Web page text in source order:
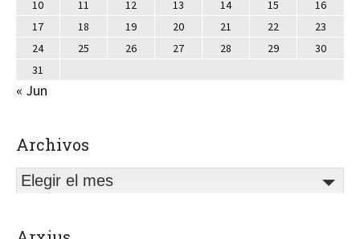
10
11 12 13 14 15
16
17
18 19 20 21 22
23
24
25 26 27 28 29
30
31
« Jun
Archivos
Elegir el mes